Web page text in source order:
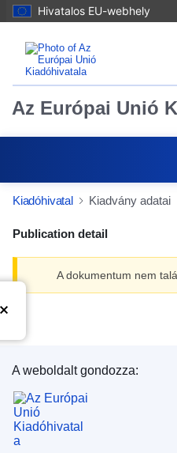
Hivatalos EU-webhely
Az Európai Unió
Kiadóhivatal Kiadvány adatai
Publication detail
A dokumentum nem
Az Európai Unió
A weboldalt gondozza: